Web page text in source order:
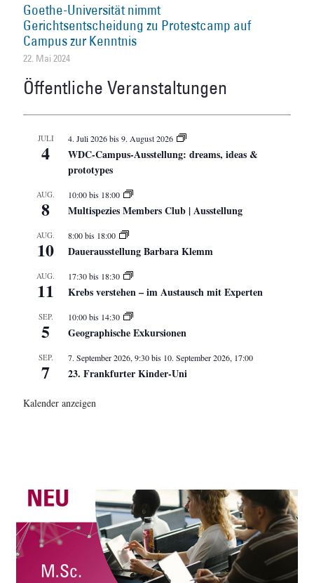
Goethe-Universität nimmt
Gerichtsentscheidung zu Protestcamp auf
Campus zur Kenntnis
22. Mai 2024
Öffentliche Veranstaltungen
JULI
4
4. Juli 2026bis9. August 2026
WDC-Campus-Ausstellung: dreams, ideas &
prototypes
AUG.
8
10:00bis 18:00
Multispezies Members Club | Ausstellung
AUG.
10
8:00bis 18:00
Dauerausstellung Barbara Klemm
AUG.
11
17:30bis 18:30
Krebs verstehen – im Austausch mit Experten
SEP.
5
10:00bis 14:30
Geographische Exkursionen
SEP.
7
7. September 2026, 9:30bis 10. September 2026, 17:00
23. Frankfurter Kinder-Uni
Kalender anzeigen